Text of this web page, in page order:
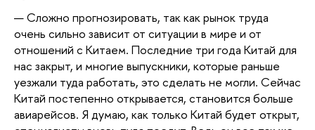
— Сложно прогнозировать, так как рынок труда
очень сильно зависит от ситуации в мире и от
отношений с Китаем. Последние три года Китай для
нас закрыт, и многие выпускники, которые раньше
уезжали туда работать, это сделать не могли. Сейчас
Китай постепенно открывается, становится больше
авиарейсов. Я думаю, как только Китай будет открыт,